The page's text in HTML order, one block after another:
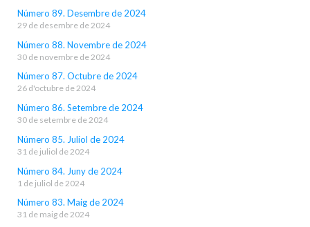
Número 89. Desembre de 2024
29 de desembre de 2024
Número 88. Novembre de 2024
30 de novembre de 2024
Número 87. Octubre de 2024
26 d'octubre de 2024
Número 86. Setembre de 2024
30 de setembre de 2024
Número 85. Juliol de 2024
31 de juliol de 2024
Número 84. Juny de 2024
1 de juliol de 2024
Número 83. Maig de 2024
31 de maig de 2024